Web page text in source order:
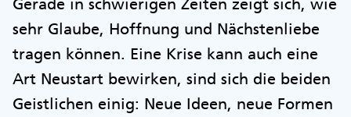
sehr Glaube, Hoffnung und Nächstenliebe
tragen können. Eine Krise kann auch eine
Art Neustart bewirken, sind sich die beiden
Geistlichen einig: Neue Ideen, neue Formen